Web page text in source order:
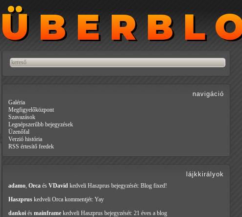
navigáció
Galéria
Megfigyelőközpont
Szavazások
Legnépszerűbb bejegyzések
Üzenőfal
Verzió história
RSS értesítő feedek
lájkkirályok
adamo, Orca és VDavid kedveli Haszprus bejegyzését: Blog fixed!
Haszprus kedveli Orca kommentjét: Yay
dankoi és mainframe kedveli Haszprus bejegyzését: 21 éves a blog